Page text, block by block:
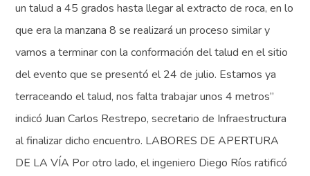
un talud a 45 grados hasta llegar al extracto de roca, en lo
que era la manzana 8 se realizará un proceso similar y
vamos a terminar con la conformación del talud en el sitio
del evento que se presentó el 24 de julio. Estamos ya
terraceando el talud, nos falta trabajar unos 4 metros”
indicó Juan Carlos Restrepo, secretario de Infraestructura
al finalizar dicho encuentro. LABORES DE APERTURA
DE LA VÍA Por otro lado, el ingeniero Diego Ríos ratificó